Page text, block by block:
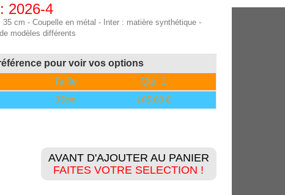
2026-4
cm - Coupelle en métal - Inter : matière synthétique -
modèles différents
pour voir vos options
Taille Qté: 1
35cm 105,60 €
AVANT D'AJOUTER AU PANIER
FAITES VOTRE SELECTION !